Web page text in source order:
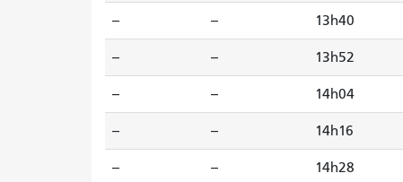
-- -- 13h40
-- -- 13h52
-- -- 14h04
-- -- 14h16
-- -- 14h28